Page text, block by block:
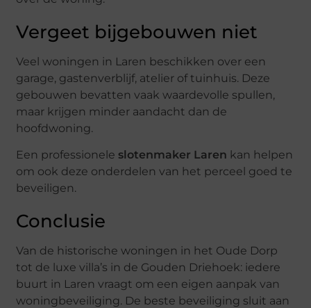
Vergeet bijgebouwen niet
Veel woningen in Laren beschikken over een
garage, gastenverblijf, atelier of tuinhuis. Deze
gebouwen bevatten vaak waardevolle spullen,
maar krijgen minder aandacht dan de
hoofdwoning.
Een professionele slotenmaker Laren kan helpen
om ook deze onderdelen van het perceel goed te
beveiligen.
Conclusie
Van de historische woningen in het Oude Dorp
tot de luxe villa’s in de Gouden Driehoek: iedere
buurt in Laren vraagt om een eigen aanpak van
woningbeveiliging. De beste beveiliging sluit aan